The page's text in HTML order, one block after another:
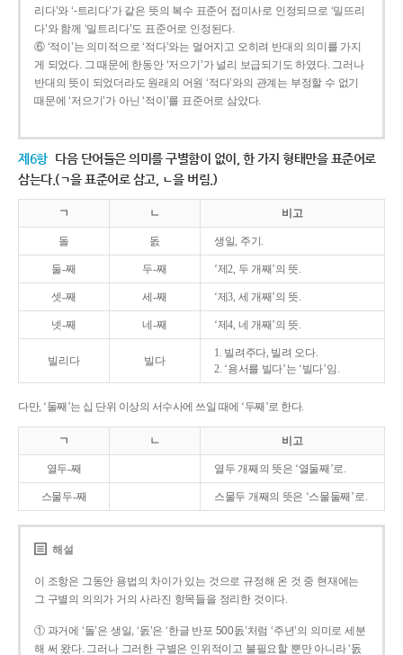
리다’와 ‘-트리다’가 같은 뜻의 복수 표준어 접미사로 인정되므로 ‘밀뜨리
다’와 함께 ‘밀트리다’도 표준어로 인정된다.
⑥ ‘적이’는 의미적으로 ‘적다’와는 멀어지고 오히려 반대의 의미를 가지
게 되었다. 그 때문에 한동안 ‘저으기’가 널리 보급되기도 하였다. 그러나
반대의 뜻이 되었더라도 원래의 어원 ‘적다’와의 관계는 부정할 수 없기
때문에 ‘저으기’가 아닌 ‘적이’를 표준어로 삼았다.
제6항 다음 단어들은 의미를 구별함이 없이, 한 가지 형태만을 표준어로
삼는다.(ㄱ을 표준어로 삼고, ㄴ을 버림.)
ㄱ ㄴ 비고
돌 돐 생일, 주기.
둘-째 두-째 ‘제2, 두 개째’의 뜻.
셋-째 세-째 ‘제3, 세 개째’의 뜻.
넷-째 네-째 ‘제4, 네 개째’의 뜻.
빌리다 빌다
1. 빌려주다, 빌려 오다.
2. ‘용서를 빌다’는 ‘빌다’임.
다만, ‘둘째’는 십 단위 이상의 서수사에 쓰일 때에 ‘두째’로 한다.
ㄱ ㄴ 비고
열두-째 열두 개째의 뜻은 ‘열둘째’로.
스물두-째 스물두 개째의 뜻은 ‘스물둘째’로.
해설
이 조항은 그동안 용법의 차이가 있는 것으로 규정해 온 것 중 현재에는
그 구별의 의의가 거의 사라진 항목들을 정리한 것이다.
① 과거에 ‘돌’은 생일, ‘돐’은 ‘한글 반포 500돐’처럼 ‘주년’의 의미로 세분
해 써 왔다. 그러나 그러한 구별은 인위적이고 불필요할 뿐만 아니라 ‘돐